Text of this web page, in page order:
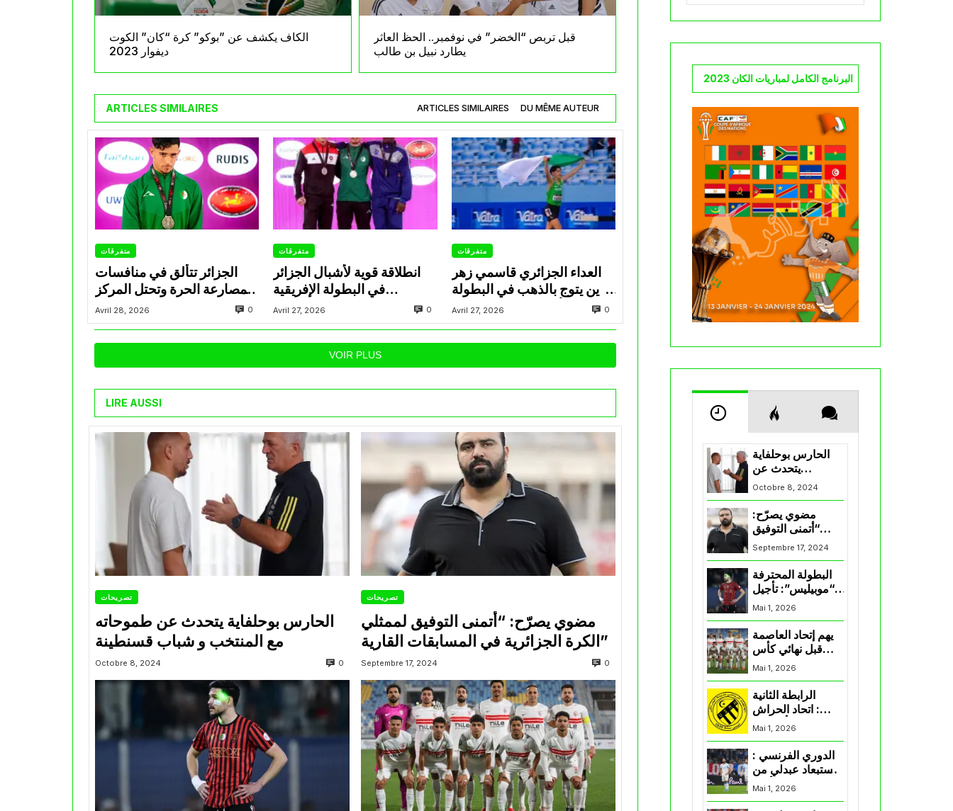
الكاف يكشف عن ”بوكو” كرة “كان” الكوت
ديفوار 2023
قبل تربص “الخضر” في نوفمبر.. الحظ العاثر
ARTICLES SIMILAIRES ARTICLES SIMILAIRES DU MÊME AUTEUR
متفرقات
الجزائر تتألق في منافسات
المصارعة الحرة وتحتل المركز
الثاني في البطولة الإفريقية
U17
Avril 28, 2026 0
متفرقات
انطلاقة قوية لأشبال الجزائر
في البطولة الإفريقية
للمصارعة تحت 17 سنة
بالإسكندرية
Avril 27, 2026 0
متفرقات
العداء الجزائري قاسمي زهر
الدين يتوج بالذهب في البطولة
العربية لألعاب القوى للشباب
بتونس
Avril 27, 2026 0
VOIR PLUS
LIRE AUSSI
تصريحات
الحارس بوحلفاية يتحدث عن طموحاته
مع المنتخب و شباب قسنطينة
Octobre 8, 2024 0
تصريحات
مضوي يصرّح: “أتمنى التوفيق لممثلي
الكرة الجزائرية في المسابقات القارية”
Septembre 17, 2024 0
البرنامج الكامل لمباريات الكان 2023
الحارس بوحلفاية
يتحدث عن
طموحاته مع
المنتخب و شباب
قسنطينة
Octobre 8, 2024
مضوي يصرّح:
“أتمنى التوفيق
لممثلي الكرة
الجزائرية في
Septembre 17, 2024
البطولة المحترفة
“موبيليس”: تأجيل
مباراة إتحاد
العاصمة وأتلتيك
بارادو
Mai 1, 2026
يهم إتحاد العاصمة
قبل نهائي كأس
اكاف : الزمالك
يسقط بثلاثية أمام
Mai 1, 2026
الرابطة الثانية
: اتحاد الحراش
يحسم التأهل إلى
“البلاي أوف”
Mai 1, 2026
الدوري الفرنسي :
استبعاد عبدلي من
قائمة مرسيليا أمام
Mai 1, 2026